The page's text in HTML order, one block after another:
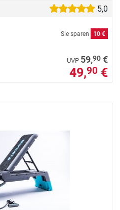
5,0
Sie sparen 10 €
UVP 59,90 €
49,90 €